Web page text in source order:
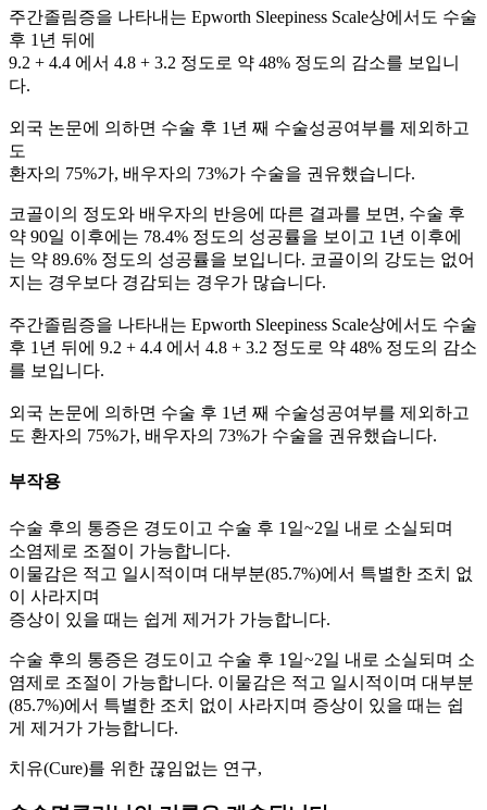
주간졸림증을 나타내는 Epworth Sleepiness Scale상에서도 수술
후 1년 뒤에
9.2 + 4.4 에서 4.8 + 3.2 정도로 약 48% 정도의 감소를 보입니
다.
외국 논문에 의하면 수술 후 1년 째 수술성공여부를 제외하고
도
환자의 75%가, 배우자의 73%가 수술을 권유했습니다.
코골이의 정도와 배우자의 반응에 따른 결과를 보면, 수술 후
약 90일 이후에는 78.4% 정도의 성공률을 보이고 1년 이후에
는 약 89.6% 정도의 성공률을 보입니다. 코골이의 강도는 없어
지는 경우보다 경감되는 경우가 많습니다.
주간졸림증을 나타내는 Epworth Sleepiness Scale상에서도 수술
후 1년 뒤에 9.2 + 4.4 에서 4.8 + 3.2 정도로 약 48% 정도의 감소
를 보입니다.
외국 논문에 의하면 수술 후 1년 째 수술성공여부를 제외하고
도 환자의 75%가, 배우자의 73%가 수술을 권유했습니다.
부작용
수술 후의 통증은 경도이고 수술 후 1일~2일 내로 소실되며
소염제로 조절이 가능합니다.
이물감은 적고 일시적이며 대부분(85.7%)에서 특별한 조치 없
이 사라지며
증상이 있을 때는 쉽게 제거가 가능합니다.
수술 후의 통증은 경도이고 수술 후 1일~2일 내로 소실되며 소
염제로 조절이 가능합니다. 이물감은 적고 일시적이며 대부분
(85.7%)에서 특별한 조치 없이 사라지며 증상이 있을 때는 쉽
게 제거가 가능합니다.
치유(Cure)를 위한 끊임없는 연구,